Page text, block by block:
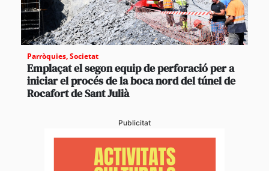
Parròquies,Societat
Emplaçat el segon equip de perforació per a
iniciar el procés de la boca nord del túnel de
Rocafort de Sant Julià
Publicitat